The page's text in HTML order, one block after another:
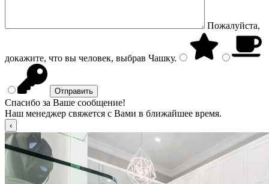
Пожалуйста,
докажите, что вы человек, выбрав Чашку.
Спасибо за Ваше сообщение!
Наш менеджер свяжется с Вами в ближайшее время.